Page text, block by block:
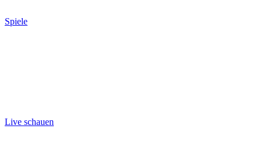
Spiele
Live schauen